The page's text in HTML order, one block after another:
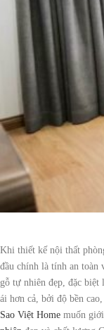
Khi thiết kế nội thất
đầu chính là tính an toàn
gỗ tự nhiên đẹp, đặc
ái hơn cả, bởi độ bền
Sao Việt Home muốn